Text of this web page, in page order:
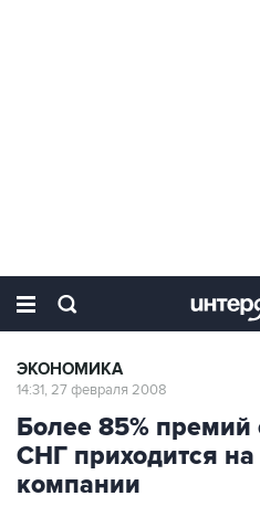
ЭКОНОМИКА
14:31, 27 февраля 2008
Более 85% премий
СНГ приходится
компании